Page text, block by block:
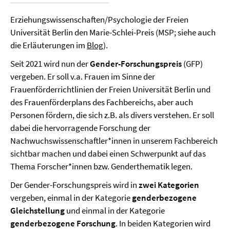
Erziehungswissenschaften/Psychologie der Freien
Universität Berlin den Marie-Schlei-Preis (MSP; siehe auch
die Erläuterungen im Blog).
Seit 2021 wird nun derGender-Forschungspreis(GFP)
vergeben. Er soll v.a. Frauen im Sinne der
Frauenförderrichtlinien der Freien Universität Berlin und
des Frauenförderplans des Fachbereichs, aber auch
Personen fördern, die sich z.B. als divers verstehen. Er soll
dabei die hervorragende Forschung der
Nachwuchswissenschaftler*innen in unserem Fachbereich
sichtbar machen und dabei einen Schwerpunkt auf das
Thema Forscher*innen bzw. Genderthematik legen.
Der Gender-Forschungspreis wird inzwei Kategorien
vergeben, einmal in der Kategoriegenderbezogene
Gleichstellungund einmal in der Kategorie
genderbezogene Forschung. In beiden Kategorien wird